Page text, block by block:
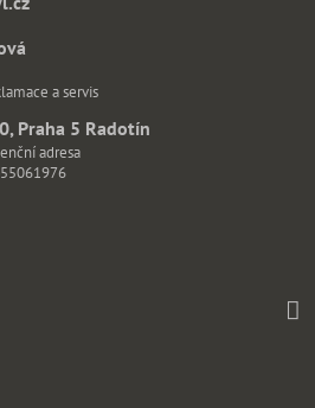
a servis
Praha 5 Radotín
adresa